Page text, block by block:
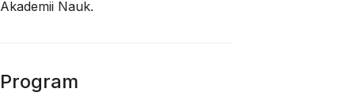
Akademii Nauk.
Program